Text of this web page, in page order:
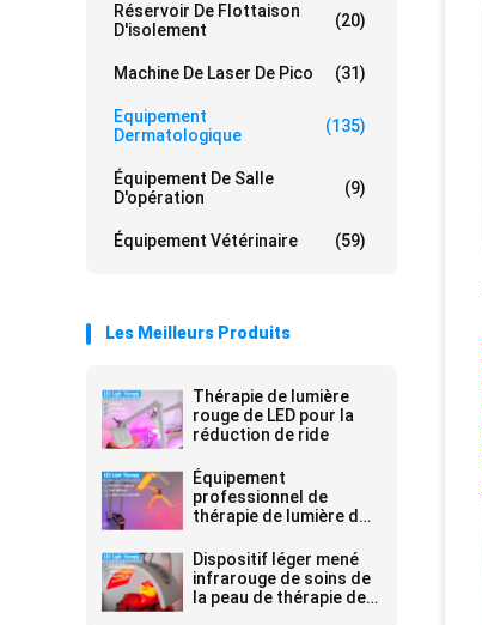
Réservoir De Flottaison
D'isolement
(20)
Machine De Laser De Pico (31)
Equipement
Dermatologique
(135)
Équipement De Salle
D'opération
(9)
Équipement Vétérinaire (59)
Les Meilleurs Produits
Thérapie de lumière
rouge de LED pour la
réduction de ride
Équipement
professionnel de
thérapie de lumière de
Dispositif léger mené
infrarouge de soins de
la peau de thérapie de